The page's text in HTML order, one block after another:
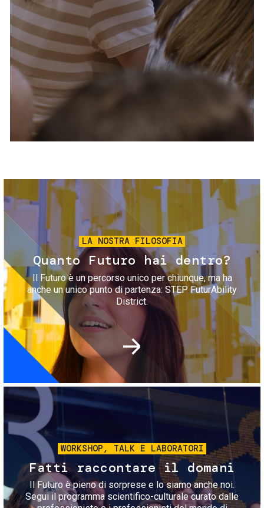
Servizi e accessibilità
Contatti
FAQ
Biglietti
Immagine
LA NOSTRA FILOSOFIA
Quanto Futuro hai dentro?
Il Futuro è un percorso unico per chiunque, ma ha
anche un unico punto di partenza: STEP FuturAbility
District.
Immagine
WORKSHOP, TALK E LABORATORI
Fatti raccontare il domani
Il Futuro è pieno di sorprese e lo siamo anche noi.
Segui il programma scientifico-culturale curato dalle